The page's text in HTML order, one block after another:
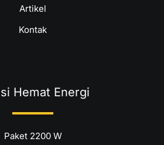
Artikel
Kontak
Hemat Energi
Paket 2200 W